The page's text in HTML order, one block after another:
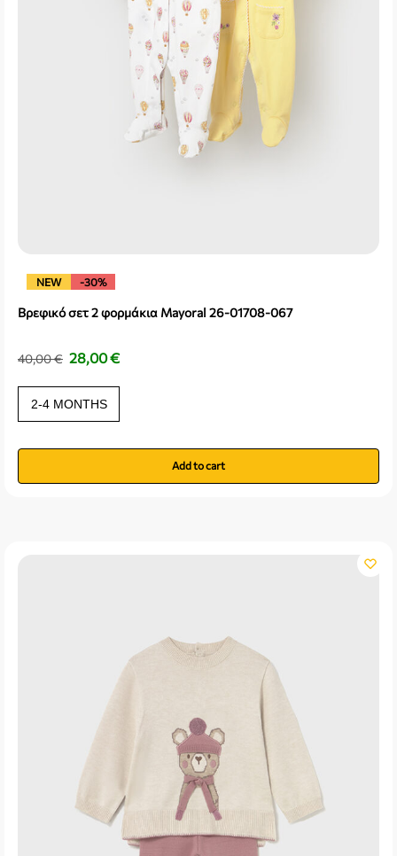
NEW -30%
Βρεφικό σετ 2 φορμάκια Mayoral 26-01708-067
40,00€ 28,00€
2-4 MONTHS
Add to cart